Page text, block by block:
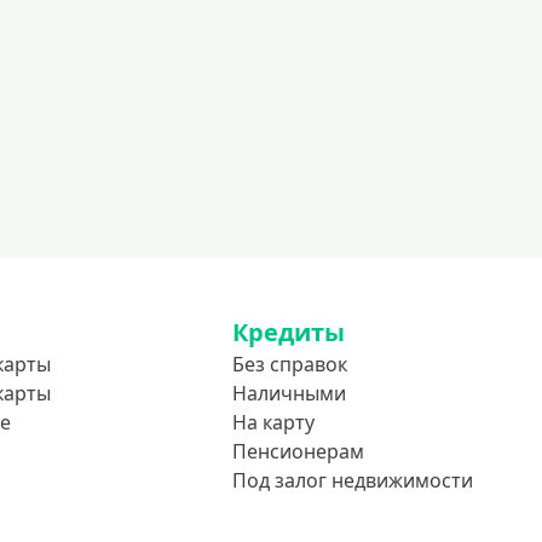
Visa Classic
UnionPay
Кредиты
Без справок
Наличными
На карту
Пенсионерам
Под залог недвижимости